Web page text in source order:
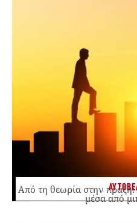
Από τη θεωρία στην
μέσα από